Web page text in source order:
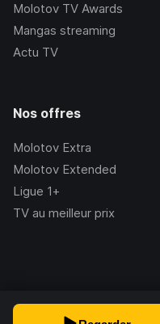
Molotov TV Awards
Mangas streaming
Actu TV
Nos offres
Molotov Extra
Molotov Extended
Ligue 1+
TV au meilleur prix